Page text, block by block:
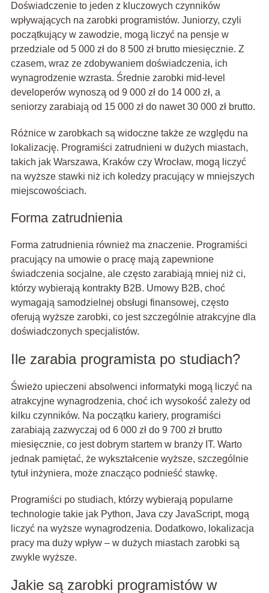
Doświadczenie to jeden z kluczowych czynników
wpływających na zarobki programistów. Juniorzy, czyli
początkujący w zawodzie, mogą liczyć na pensje w
przedziale od 5 000 zł do 8 500 zł brutto miesięcznie. Z
czasem, wraz ze zdobywaniem doświadczenia, ich
wynagrodzenie wzrasta. Średnie zarobki mid-level
developerów wynoszą od 9 000 zł do 14 000 zł, a
seniorzy zarabiają od 15 000 zł do nawet 30 000 zł brutto.
Różnice w zarobkach są widoczne także ze względu na
lokalizację. Programiści zatrudnieni w dużych miastach,
takich jak Warszawa, Kraków czy Wrocław, mogą liczyć
na wyższe stawki niż ich koledzy pracujący w mniejszych
miejscowościach.
Forma zatrudnienia
Forma zatrudnienia również ma znaczenie. Programiści
pracujący na umowie o pracę mają zapewnione
świadczenia socjalne, ale często zarabiają mniej niż ci,
którzy wybierają kontrakty B2B. Umowy B2B, choć
wymagają samodzielnej obsługi finansowej, często
oferują wyższe zarobki, co jest szczególnie atrakcyjne dla
doświadczonych specjalistów.
Ile zarabia programista po studiach?
Świeżo upieczeni absolwenci informatyki mogą liczyć na
atrakcyjne wynagrodzenia, choć ich wysokość zależy od
kilku czynników. Na początku kariery, programiści
zarabiają zazwyczaj od 6 000 zł do 9 700 zł brutto
miesięcznie, co jest dobrym startem w branży IT. Warto
jednak pamiętać, że wykształcenie wyższe, szczególnie
tytuł inżyniera, może znacząco podnieść stawkę.
Programiści po studiach, którzy wybierają popularne
technologie takie jak Python, Java czy JavaScript, mogą
liczyć na wyższe wynagrodzenia. Dodatkowo, lokalizacja
pracy ma duży wpływ – w dużych miastach zarobki są
zwykle wyższe.
Jakie są zarobki programistów w